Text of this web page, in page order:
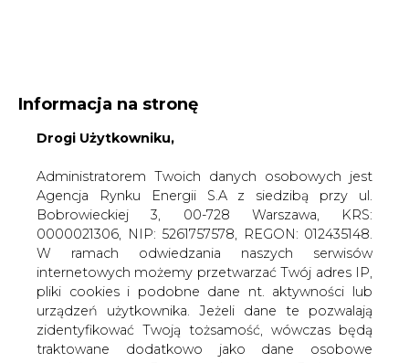
WŁĄCZ CIRE.TV
Administratorem Twoich danych osobowych jest
Bobrowieckiej 3, 00-728 Warszawa, KRS:
W ramach odwiedzania naszych serwisów
internetowych możemy przetwarzać Twój adres IP,
pliki cookies i podobne dane nt. aktywności lub
urządzeń użytkownika. Jeżeli dane te pozwalają
zidentyfikować Twoją tożsamość, wówczas będą
traktowane dodatkowo jako dane osobowe
zgodnie z Rozporządzeniem Parlamentu
Europejskiego i Rady 2016/679 (RODO).
Administratora tych danych, cele i podstawy
przetwarzania oraz inne informacje wymagane